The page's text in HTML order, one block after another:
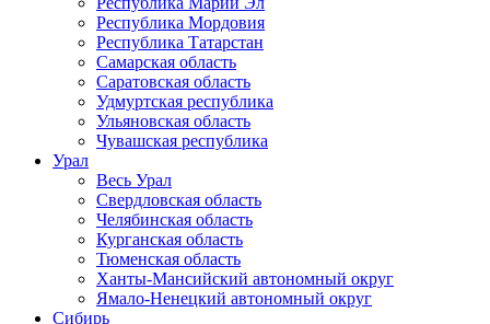
Республика Мордовия
Республика Татарстан
Самарская область
Саратовская область
Удмуртская республика
Ульяновская область
Чувашская республика
Урал
Весь Урал
Свердловская область
Челябинская область
Курганская область
Тюменская область
Ханты-Мансийский автономный округ
Ямало-Ненецкий автономный округ
Сибирь